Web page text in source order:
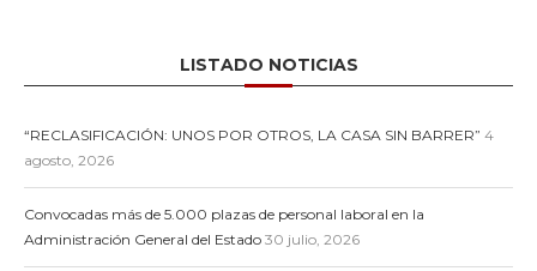
LISTADO NOTICIAS
“RECLASIFICACIÓN: UNOS POR OTROS, LA CASA SIN BARRER” 4
agosto, 2026
Convocadas más de 5.000 plazas de personal laboral en la
Administración General del Estado 30 julio, 2026